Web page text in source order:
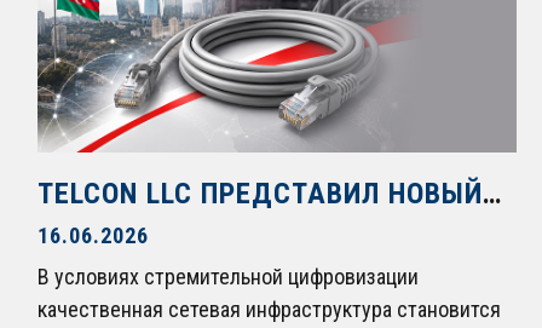
TELCON LLC ПРЕДСТАВИЛ НОВЫЙ ПАТЧ-КОРД DS-1NP6UEC0 CAT6 БРЕНДА HIKVISION: НАДЕЖНОСТЬ И ВЫСОКАЯ СКОРОСТЬ ПЕРЕДАЧИ ДАННЫХ
16.06.2026
В условиях стремительной цифровизации
качественная сетевая инфраструктура становится